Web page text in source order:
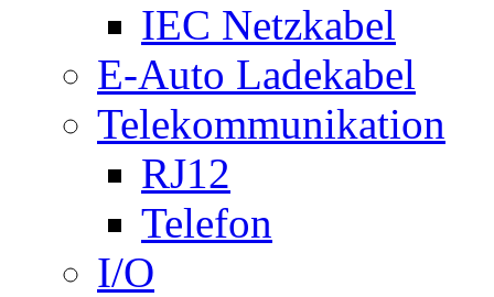
IEC Netzkabel
E-Auto Ladekabel
Telekommunikation
RJ12
Telefon
I/O